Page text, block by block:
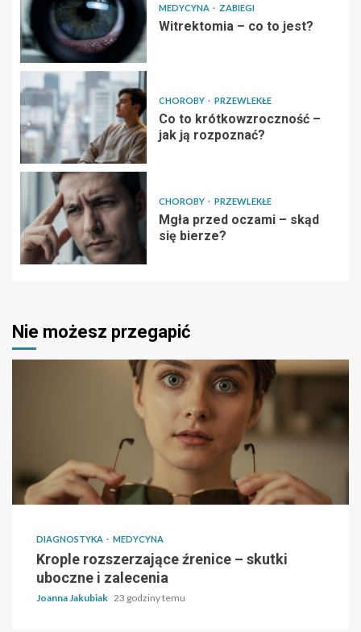
MEDYCYNA ZABIEGI
Witrektomia – co to jest?
CHOROBY PRZEWLEKŁE
Co to krótkowzroczność –
jak ją rozpoznać?
CHOROBY PRZEWLEKŁE
Mgła przed oczami – skąd
się bierze?
Nie możesz przegapić
DIAGNOSTYKA MEDYCYNA
Krople rozszerzające źrenice – skutki
uboczne i zalecenia
Joanna Jakubiak 23 godziny temu